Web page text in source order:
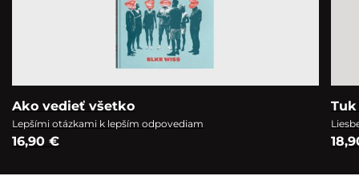
Ako vedieť všetko
Lepšími otázkami k lepším odpovediam
16,90 €